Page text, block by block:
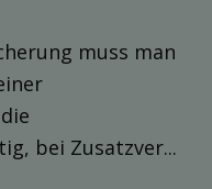
muss man
bei Zusatzver...